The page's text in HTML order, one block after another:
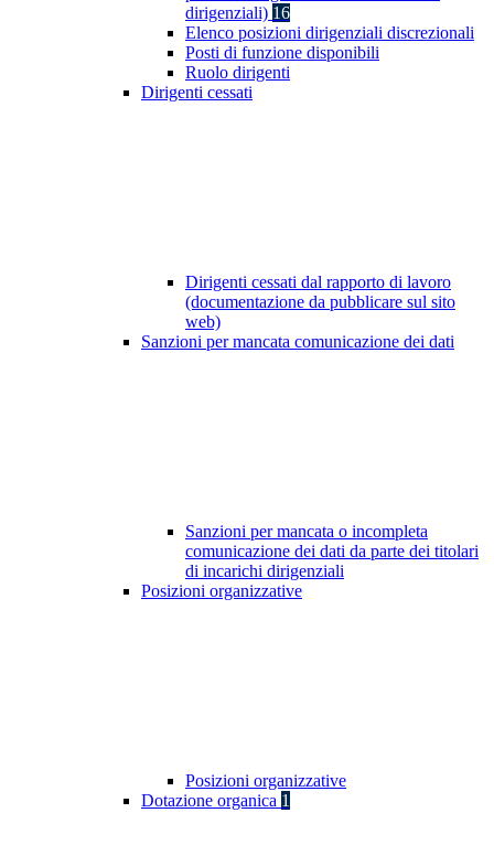
dirigenziali) 16
Elenco posizioni dirigenziali discrezionali
Posti di funzione disponibili
Ruolo dirigenti
Dirigenti cessati
Dirigenti cessati dal rapporto di lavoro
(documentazione da pubblicare sul sito
web)
Sanzioni per mancata comunicazione dei dati
Sanzioni per mancata o incompleta
comunicazione dei dati da parte dei titolari
di incarichi dirigenziali
Posizioni organizzative
Posizioni organizzative
Dotazione organica 1